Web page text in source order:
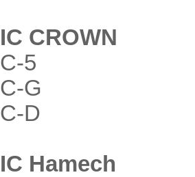
IC CROWN
C-5
C-G
C-D
IC Hamech